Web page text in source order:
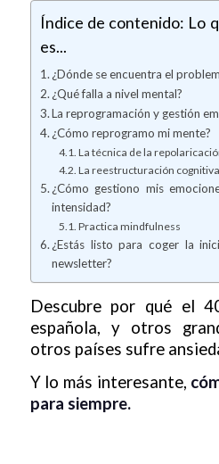
Índice de contenido: Lo
es...
¿Dónde se encuentra el
¿Qué falla a nivel mental?
La reprogramación y gestión
¿Cómo reprogramo mi mente?
La técnica de la
La reestructuración cognitiva
¿Cómo gestiono mis
intensidad?
Practica mindfulness
¿Estás listo para coger la
newsletter?
Descubre por qué el
española, y otros
otros países sufre
Y lo más interesante,
para siempre.